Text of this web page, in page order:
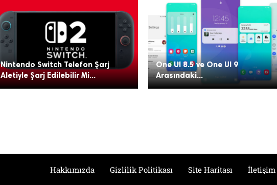
Nintendo Switch Telefon Şarj
Aletiyle Şarj Edilebilir Mi...
One UI 8.5 ve One UI 9
Arasındaki...
Hakkımızda Gizlilik Politikası Site Haritası İletişim